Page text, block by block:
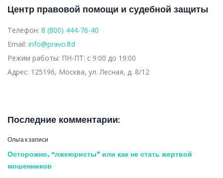
Центр правовой помощи и судебной защиты
Телефон: 8 (800) 444-76-40
Email: info@pravo.ltd
Режим работы: ПН-ПТ: с 9:00 до 19:00
Адрес: 125196, Москва, ул. Лесная, д. 8/12
Последние комментарии:
Ольга к записи
Осторожно, “лжеюристы” или как не стать жертвой
мошенников